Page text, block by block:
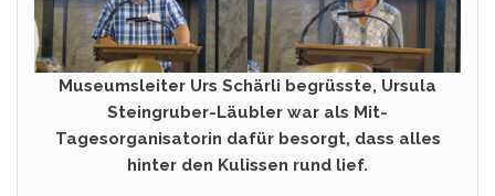
Museumsleiter Urs Schärli begrüsste, Ursula
Steingruber-Läubler war als Mit-
Tagesorganisatorin dafür besorgt, dass alles
hinter den Kulissen rund lief.